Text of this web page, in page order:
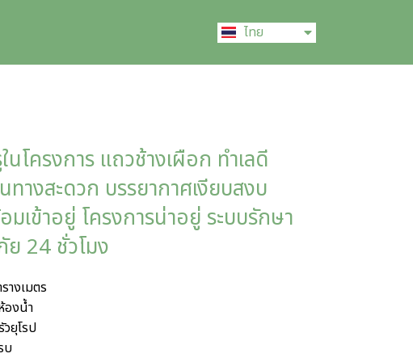
ไทย
中文 (中国)
นโครงการ แถวช้างเผือก ทำเลดี
ทางสะดวก บรรยากาศเงียบสงบ
เข้าอยู่ โครงการน่าอยู่ ระบบรักษา
24 ชั่วโมง
างเมตร
งน้ำ
ยุโรป
บ